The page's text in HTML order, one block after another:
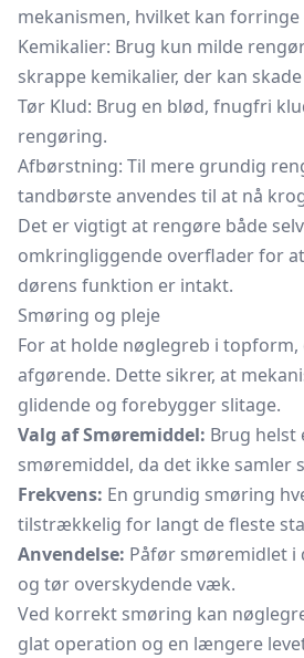
mekanismen, hvilket kan
Kemikalier: Brug kun milde
skrappe kemikalier, der kan
Tør Klud: Brug en blød, fnugfri
rengøring.
Afbørstning: Til mere grundig
tandbørste anvendes til at nå
Det er vigtigt at rengøre både
omkringliggende overflader for
dørens funktion er intakt.
Smøring og pleje
For at holde nøglegreb i
afgørende. Dette sikrer, at
glidende og forebygger slitage.
Valg af Smøremiddel: Brug helst
smøremiddel, da det ikke samler
Frekvens: En grundig smøring
tilstrækkelig for langt de fleste
Anvendelse: Påfør smøremidlet i
og tør overskydende væk.
Ved korrekt smøring kan
glat operation og en længere